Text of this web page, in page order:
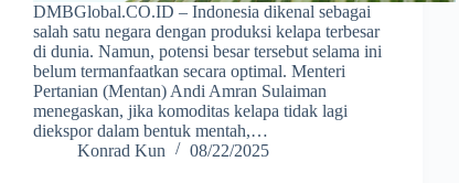
DMBGlobal.CO.ID – Indonesia dikenal sebagai
salah satu negara dengan produksi kelapa terbesar
di dunia. Namun, potensi besar tersebut selama ini
belum termanfaatkan secara optimal. Menteri
Pertanian (Mentan) Andi Amran Sulaiman
menegaskan, jika komoditas kelapa tidak lagi
diekspor dalam bentuk mentah,…
Konrad Kun
08/22/2025